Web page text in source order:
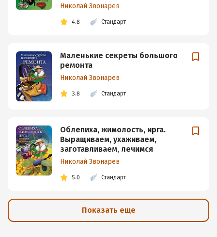
Николай Звонарев
4.8 Стандарт
Маленькие секреты большого
ремонта
Николай Звонарев
3.8 Стандарт
Облепиха, жимолость, ирга.
Выращиваем, ухаживаем,
заготавливаем, лечимся
Николай Звонарев
5.0 Стандарт
Показать еще